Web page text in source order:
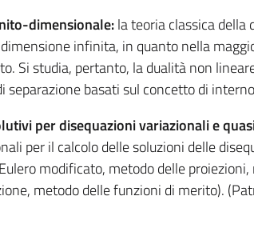
dimensionale:la teoria classica della
infinita, in quanto nella
Si studia, pertanto, la dualità non
separazione basati sul concetto di
per disequazioni variazionali e
per il calcolo delle soluzioni delle
modificato, metodo delle
metodo delle funzioni di merito).